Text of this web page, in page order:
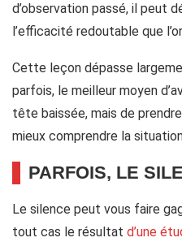
d’observation passé, il peut
l’efficacité redoutable que
Cette leçon dépasse
parfois, le meilleur moyen
tête baissée, mais de
mieux comprendre la
PARFOIS, LE
Le silence peut vous faire
tout cas le résultat d’une